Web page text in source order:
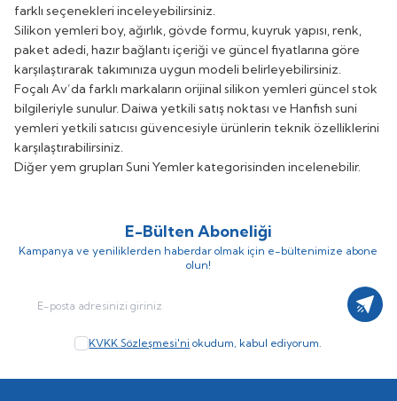
farklı seçenekleri inceleyebilirsiniz.
Silikon yemleri boy, ağırlık, gövde formu, kuyruk yapısı, renk,
paket adedi, hazır bağlantı içeriği ve güncel fiyatlarına göre
karşılaştırarak takımınıza uygun modeli belirleyebilirsiniz.
Foçalı Av’da farklı markaların orijinal silikon yemleri güncel stok
bilgileriyle sunulur. Daiwa yetkili satış noktası ve Hanfish suni
yemleri yetkili satıcısı güvencesiyle ürünlerin teknik özelliklerini
karşılaştırabilirsiniz.
Diğer yem grupları Suni Yemlerkategorisinden incelenebilir.
E-Bülten Aboneliği
Kampanya ve yeniliklerden haberdar olmak için e-bültenimize abone
olun!
KVKK Sözleşmesi'ni okudum, kabul ediyorum.